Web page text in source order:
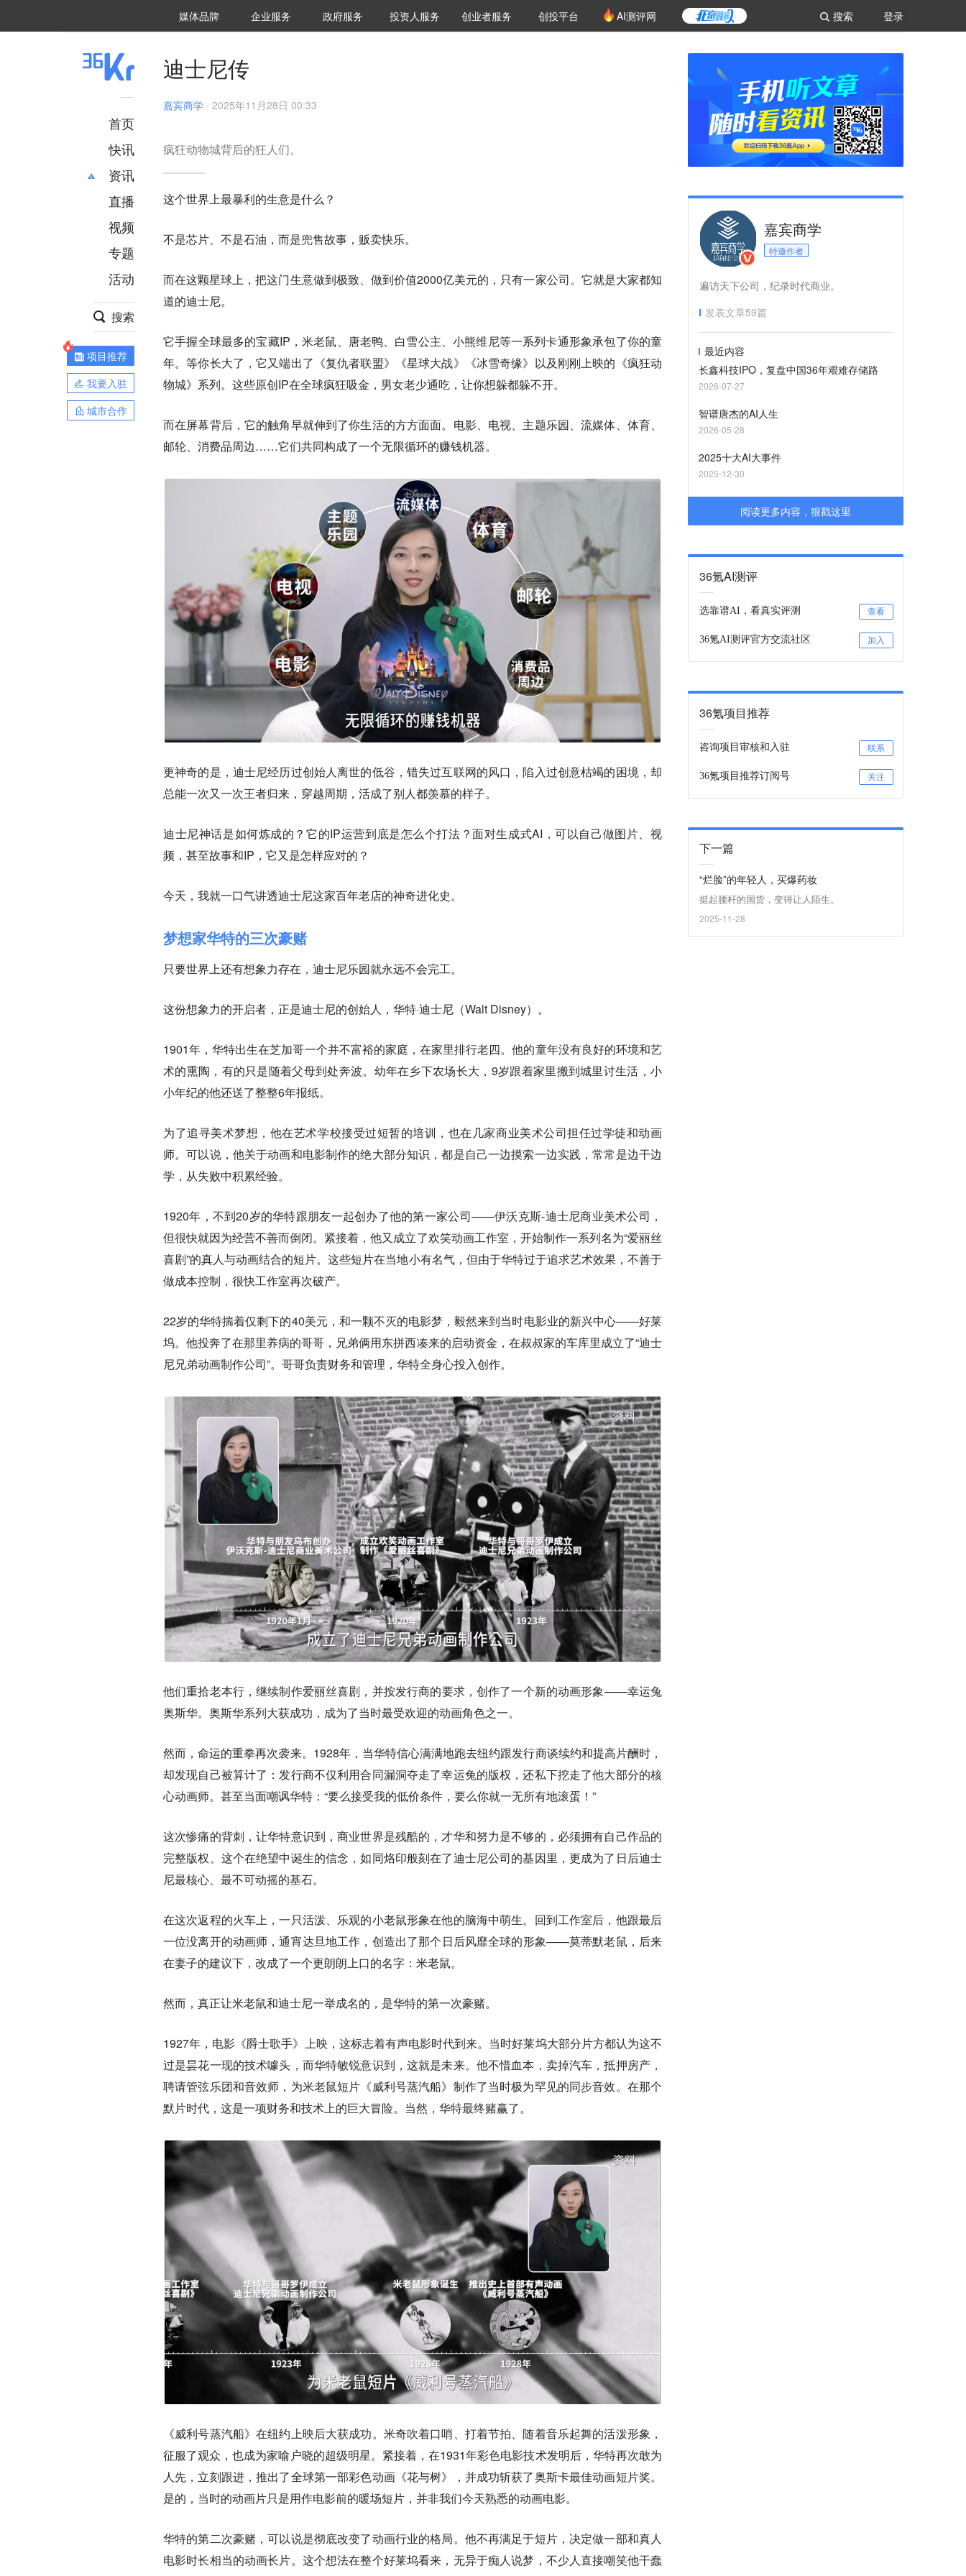
登录
搜索
媒体品牌 36Kr研究院
企业服务 城市之窗
政府服务 VClub投资机构库
投资机构职位推介
投资人服务 创投氪堂
创业者服务 创投平台 AI测评网
首页
快讯
资讯
推荐
财经
项目推荐
安徽
直播
视频
专题
活动
搜索
项目推荐
我要入驻
城市合作
迪士尼传
嘉宾商学 · 2025年11月28日 00:33
疯狂动物城背后的狂人们。
这个世界上最暴利的生意是什么？
不是芯片、不是石油，而是兜售故事，贩卖快乐。
而在这颗星球上，把这门生意做到极致、做到价值2000亿美元的，只有一家公司。它就是大家都知
道的迪士尼。
它手握全球最多的宝藏IP，米老鼠、唐老鸭、白雪公主、小熊维尼等一系列卡通形象承包了你的童
年。等你长大了，它又端出了《复仇者联盟》《星球大战》《冰雪奇缘》以及刚刚上映的《疯狂动
物城》系列。这些原创IP在全球疯狂吸金，男女老少通吃，让你想躲都躲不开。
而在屏幕背后，它的触角早就伸到了你生活的方方面面。电影、电视、主题乐园、流媒体、体育、
邮轮、消费品周边……它们共同构成了一个无限循环的赚钱机器。
更神奇的是，迪士尼经历过创始人离世的低谷，错失过互联网的风口，陷入过创意枯竭的困境，却
总能一次又一次王者归来，穿越周期，活成了别人都羡慕的样子。
迪士尼神话是如何炼成的？它的IP运营到底是怎么个打法？面对生成式AI，可以自己做图片、视
频，甚至故事和IP，它又是怎样应对的？
今天，我就一口气讲透迪士尼这家百年老店的神奇进化史。
梦想家华特的三次豪赌
只要世界上还有想象力存在，迪士尼乐园就永远不会完工。
这份想象力的开启者，正是迪士尼的创始人，华特·迪士尼（Walt Disney）。
1901年，华特出生在芝加哥一个并不富裕的家庭，在家里排行老四。他的童年没有良好的环境和艺
术的熏陶，有的只是随着父母到处奔波。幼年在乡下农场长大，9岁跟着家里搬到城里讨生活，小
小年纪的他还送了整整6年报纸。
为了追寻美术梦想，他在艺术学校接受过短暂的培训，也在几家商业美术公司担任过学徒和动画
师。可以说，他关于动画和电影制作的绝大部分知识，都是自己一边摸索一边实践，常常是边干边
学，从失败中积累经验。
1920年，不到20岁的华特跟朋友一起创办了他的第一家公司——伊沃克斯-迪士尼商业美术公司，
但很快就因为经营不善而倒闭。紧接着，他又成立了欢笑动画工作室，开始制作一系列名为“爱丽丝
喜剧”的真人与动画结合的短片。这些短片在当地小有名气，但由于华特过于追求艺术效果，不善于
做成本控制，很快工作室再次破产。
22岁的华特揣着仅剩下的40美元，和一颗不灭的电影梦，毅然来到当时电影业的新兴中心——好莱
坞。他投奔了在那里养病的哥哥，兄弟俩用东拼西凑来的启动资金，在叔叔家的车库里成立了“迪士
尼兄弟动画制作公司”。哥哥负责财务和管理，华特全身心投入创作。
他们重拾老本行，继续制作爱丽丝喜剧，并按发行商的要求，创作了一个新的动画形象——幸运兔
奥斯华。奥斯华系列大获成功，成为了当时最受欢迎的动画角色之一。
然而，命运的重拳再次袭来。1928年，当华特信心满满地跑去纽约跟发行商谈续约和提高片酬时，
却发现自己被算计了：发行商不仅利用合同漏洞夺走了幸运兔的版权，还私下挖走了他大部分的核
心动画师。甚至当面嘲讽华特：“要么接受我的低价条件，要么你就一无所有地滚蛋！”
这次惨痛的背刺，让华特意识到，商业世界是残酷的，才华和努力是不够的，必须拥有自己作品的
完整版权。这个在绝望中诞生的信念，如同烙印般刻在了迪士尼公司的基因里，更成为了日后迪士
尼最核心、最不可动摇的基石。
在这次返程的火车上，一只活泼、乐观的小老鼠形象在他的脑海中萌生。回到工作室后，他跟最后
一位没离开的动画师，通宵达旦地工作，创造出了那个日后风靡全球的形象——莫蒂默老鼠，后来
在妻子的建议下，改成了一个更朗朗上口的名字：米老鼠。
然而，真正让米老鼠和迪士尼一举成名的，是华特的第一次豪赌。
1927年，电影《爵士歌手》上映，这标志着有声电影时代到来。当时好莱坞大部分片方都认为这不
过是昙花一现的技术噱头，而华特敏锐意识到，这就是未来。他不惜血本，卖掉汽车，抵押房产，
聘请管弦乐团和音效师，为米老鼠短片《威利号蒸汽船》制作了当时极为罕见的同步音效。在那个
默片时代，这是一项财务和技术上的巨大冒险。当然，华特最终赌赢了。
《威利号蒸汽船》在纽约上映后大获成功。米奇吹着口哨、打着节拍、随着音乐起舞的活泼形象，
征服了观众，也成为家喻户晓的超级明星。紧接着，在1931年彩色电影技术发明后，华特再次敢为
人先，立刻跟进，推出了全球第一部彩色动画《花与树》，并成功斩获了奥斯卡最佳动画短片奖。
是的，当时的动画片只是用作电影前的暖场短片，并非我们今天熟悉的动画电影。
华特的第二次豪赌，可以说是彻底改变了动画行业的格局。他不再满足于短片，决定做一部和真人
电影时长相当的动画长片。这个想法在整个好莱坞看来，无异于痴人说梦，不少人直接嘲笑他干蠢
嘉宾商学
特邀作者
遍访天下公司，纪录时代商业。
发表文章59篇
最近内容
长鑫科技IPO，复盘中国36年艰难存储路
2026-07-27
智谱唐杰的AI人生
2026-05-28
2025十大AI大事件
2025-12-30
阅读更多内容，狠戳这里
36氪AI测评
选靠谱AI，看真实评测 查看
36氪AI测评官方交流社区 加入
36氪项目推荐
咨询项目审核和入驻 联系
36氪项目推荐订阅号 关注
下一篇
“烂脸”的年轻人，买爆药妆
挺起腰杆的国货，变得让人陌生。
2025-11-28